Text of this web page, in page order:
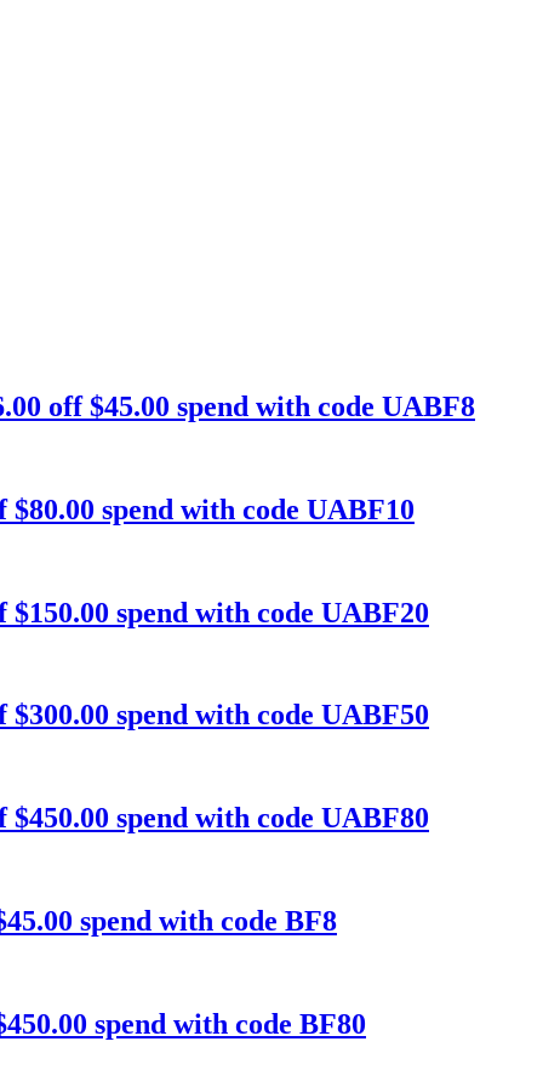
off $45.00 spend with code UABF8
spend with code UABF10
spend with code UABF20
spend with code UABF50
spend with code UABF80
spend with code BF8
spend with code BF80